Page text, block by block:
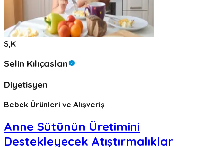
S,K
Selin Kılıçaslan
Diyetisyen
Bebek Ürünleri ve Alışveriş
Anne Sütünün Üretimini
Destekleyecek Atıştırmalıklar